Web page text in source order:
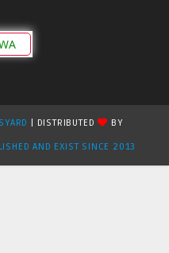
| DISTRIBUTED
BY
AND EXIST SINCE 2013